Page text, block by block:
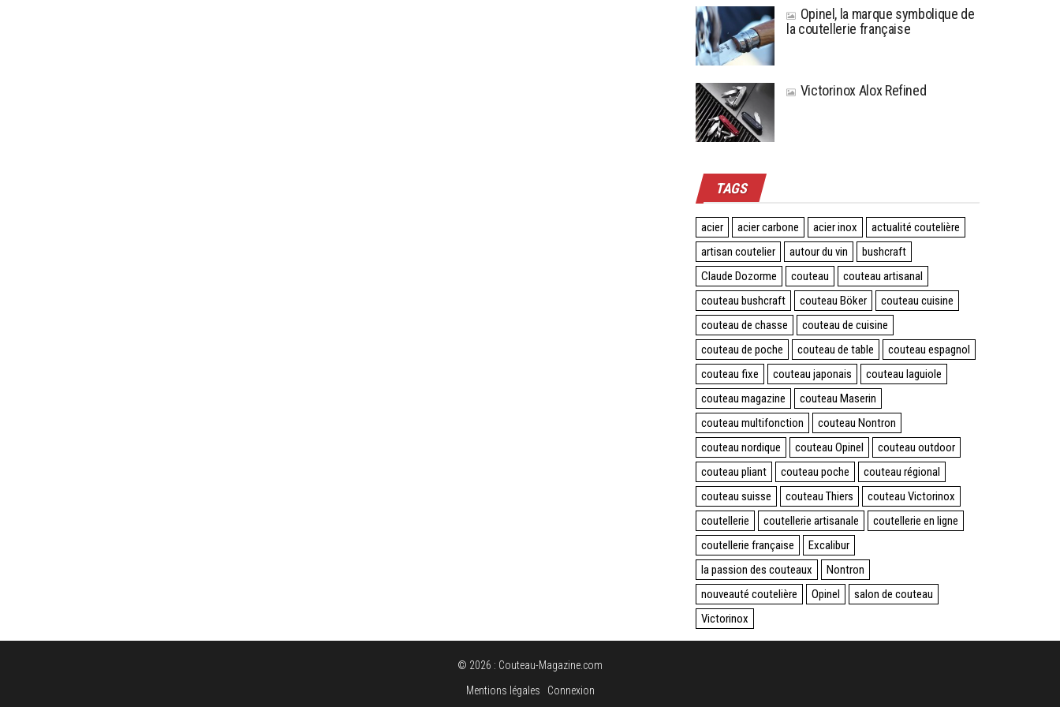
Opinel, la marque symbolique de
la coutellerie française
Victorinox Alox Refined
TAGS
acier acier carbone acier inox
actualité coutelière
artisan coutelier
autour du vin
bushcraft
Claude Dozorme
couteau
couteau artisanal
couteau bushcraft
couteau Böker
couteau cuisine
couteau de chasse
couteau de cuisine
couteau de poche
couteau de table
couteau espagnol
couteau fixe
couteau japonais
couteau laguiole
couteau magazine
couteau Maserin
couteau multifonction
couteau Nontron
couteau nordique
couteau Opinel
couteau outdoor
couteau pliant
couteau poche
couteau régional
couteau suisse
couteau Thiers
couteau Victorinox
coutellerie
coutellerie artisanale
coutellerie en ligne
coutellerie française
Excalibur
la passion des couteaux
Nontron
nouveauté coutelière
Opinel
salon de couteau
Victorinox
© 2026 : Couteau-Magazine.com
Mentions légales
Connexion